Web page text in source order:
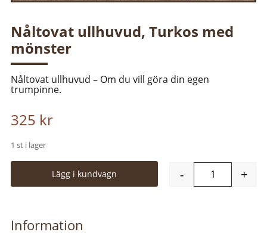
Nåltovat ullhuvud, Turkos med
mönster
Nåltovat ullhuvud – Om du vill göra din egen
trumpinne.
325 kr
1 st i lager
Nåltovat
- +
Lägg i kundvagn
Information